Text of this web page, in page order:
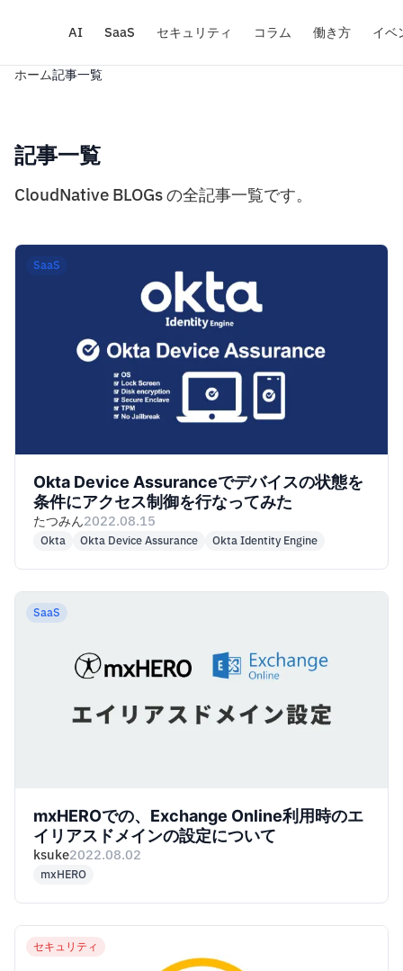
AI SaaS セキュリティ コラム 働き方 イベ
ホーム記事一覧
記事一覧
CloudNative BLOGs の全記事一覧です。
SaaS
Okta Device Assuranceでデバイスの状態を
条件にアクセス制御を行なってみた
たつみん2022.08.15
Okta Okta Device Assurance Okta Identity Engine
SaaS
mxHEROでの、Exchange Online利用時のエ
イリアスドメインの設定について
ksuke2022.08.02
mxHERO
セキュリティ